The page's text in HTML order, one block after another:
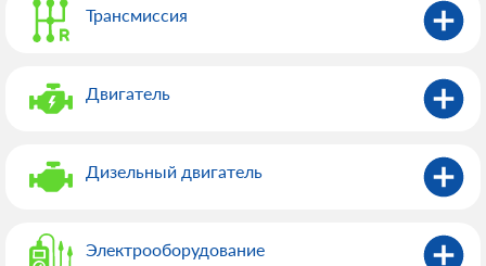
Трансмиссия
Двигатель
Дизельный двигатель
Электрооборудованиe